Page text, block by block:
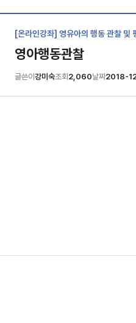
[온라인강좌] 영유아의 행동 관찰 및
영아행동관찰
글쓴이 강미숙조회 2,060날짜2018-